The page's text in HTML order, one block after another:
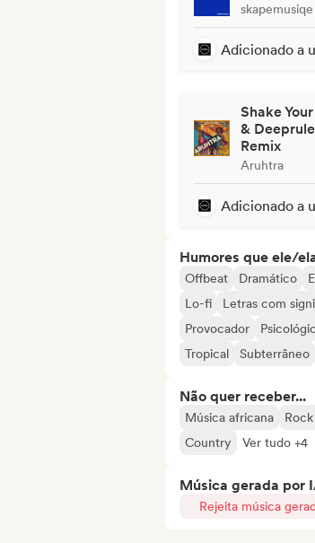
skapemusiqe
Adicionado a
Shake
&
Remix
Aruhtra
Adicionado a
Humores que ele/
Offbeat Dramático
Lo-fi
Letras com
Provocador
Tropical
Subterrâneo
Não quer receber...
Música africana
Country
Ver tudo +4
Música gerada por
Rejeita música